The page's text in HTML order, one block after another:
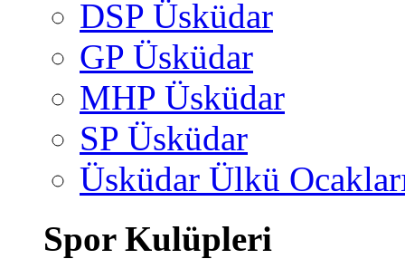
DSP Üsküdar
GP Üsküdar
MHP Üsküdar
SP Üsküdar
Üsküdar Ülkü
Spor Kulüpleri